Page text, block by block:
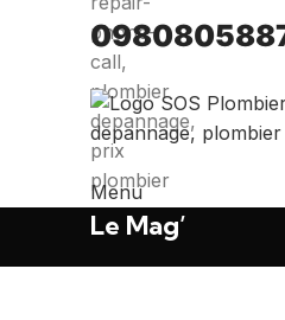
Menu
Le Mag’